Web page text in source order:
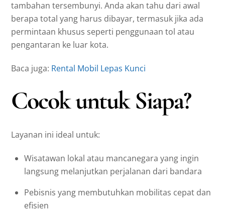
tambahan tersembunyi. Anda akan tahu dari awal
berapa total yang harus dibayar, termasuk jika ada
permintaan khusus seperti penggunaan tol atau
pengantaran ke luar kota.
Baca juga: Rental Mobil Lepas Kunci
Cocok untuk Siapa?
Layanan ini ideal untuk:
Wisatawan lokal atau mancanegara yang ingin
langsung melanjutkan perjalanan dari bandara
Pebisnis yang membutuhkan mobilitas cepat dan
efisien